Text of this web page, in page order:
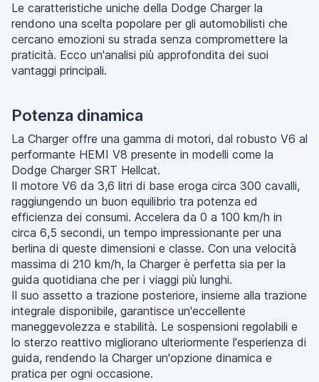
Le caratteristiche uniche della Dodge Charger la
rendono una scelta popolare per gli automobilisti che
cercano emozioni su strada senza compromettere la
praticità. Ecco un'analisi più approfondita dei suoi
vantaggi principali.
Potenza dinamica
La Charger offre una gamma di motori, dal robusto V6 al
performante HEMI V8 presente in modelli come la
Dodge Charger SRT Hellcat.
Il motore V6 da 3,6 litri di base eroga circa 300 cavalli,
raggiungendo un buon equilibrio tra potenza ed
efficienza dei consumi. Accelera da 0 a 100 km/h in
circa 6,5 secondi, un tempo impressionante per una
berlina di queste dimensioni e classe. Con una velocità
massima di 210 km/h, la Charger è perfetta sia per la
guida quotidiana che per i viaggi più lunghi.
Il suo assetto a trazione posteriore, insieme alla trazione
integrale disponibile, garantisce un'eccellente
maneggevolezza e stabilità. Le sospensioni regolabili e
lo sterzo reattivo migliorano ulteriormente l'esperienza di
guida, rendendo la Charger un'opzione dinamica e
pratica per ogni occasione.